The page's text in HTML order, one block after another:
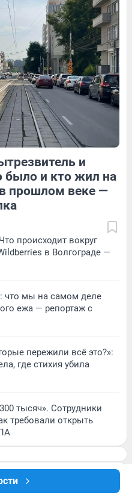
89 Обсудить
65 1
и
было и кто жил на
прошлом веке —
происходит вокруг
в Волгограде —
что мы на самом деле
ежа — репортаж с
пережили всё это?»:
где стихия убила
тысяч». Сотрудники
требовали открыть